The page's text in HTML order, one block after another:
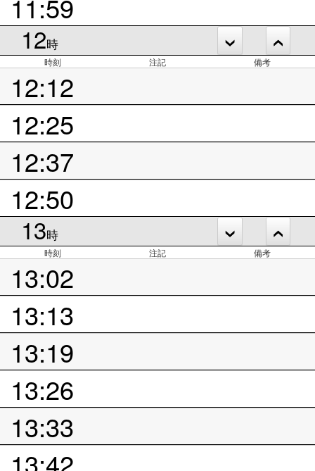
12時
時刻 注記 備考
12:12
12:25
12:37
12:50
13時
時刻 注記 備考
13:02
13:13
13:19
13:26
13:33
13:42